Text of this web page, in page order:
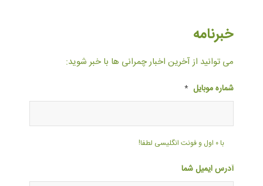
خبرنامه
می توانید از آخرین اخبار چمرانی ها با خبر شوید:
شماره موبایل *
با ۰ اول و فونت انگلیسی لطفا!
آدرس ایمیل شما